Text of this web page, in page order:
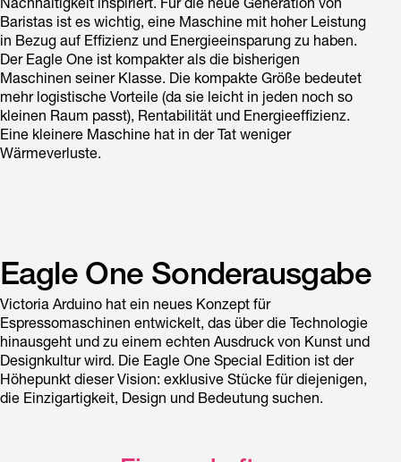
Nachhaltigkeit inspiriert. Für die neue Generation von
Baristas ist es wichtig, eine Maschine mit hoher Leistung
in Bezug auf Effizienz und Energieeinsparung zu haben.
Der Eagle One ist kompakter als die bisherigen
Maschinen seiner Klasse. Die kompakte Größe bedeutet
mehr logistische Vorteile (da sie leicht in jeden noch so
kleinen Raum passt), Rentabilität und Energieeffizienz.
Eine kleinere Maschine hat in der Tat weniger
Wärmeverluste.
Eagle One Sonderausgabe
Victoria Arduino hat ein neues Konzept für
Espressomaschinen entwickelt, das über die Technologie
hinausgeht und zu einem echten Ausdruck von Kunst und
Designkultur wird. Die Eagle One Special Edition ist der
Höhepunkt dieser Vision: exklusive Stücke für diejenigen,
die Einzigartigkeit, Design und Bedeutung suchen.